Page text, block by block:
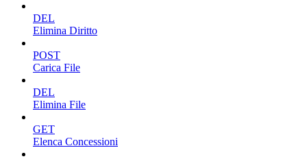
DEL
Elimina Diritto
POST
Carica File
DEL
Elimina File
GET
Elenca Concessioni